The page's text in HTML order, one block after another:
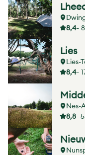
8,4-
Lies
Lies-
8,4-
Nes-
8,8-